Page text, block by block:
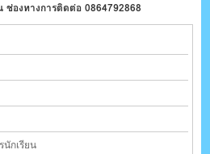
ช่องทางการติดต่อ 0864792868
ป ช่องทางการติดต่อ 0814232461
กเรียน